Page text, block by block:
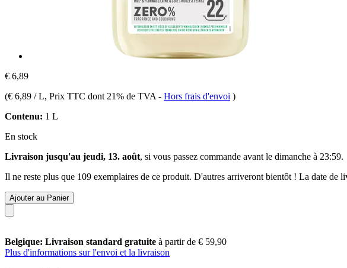
€ 6,89
(€ 6,89 / L, Prix TTC dont 21% de TVA - Hors frais d'envoi )
Contenu: 1 L
En stock
Livraison jusqu'au jeudi, 13. août, si vous passez commande avant le dimanche à 23:59.
Il ne reste plus que 109 exemplaires de ce produit. D'autres arriveront bientôt ! La date de
Ajouter au Panier
Belgique: Livraison standard gratuite à partir de € 59,90
Plus d'informations sur l'envoi et la livraison